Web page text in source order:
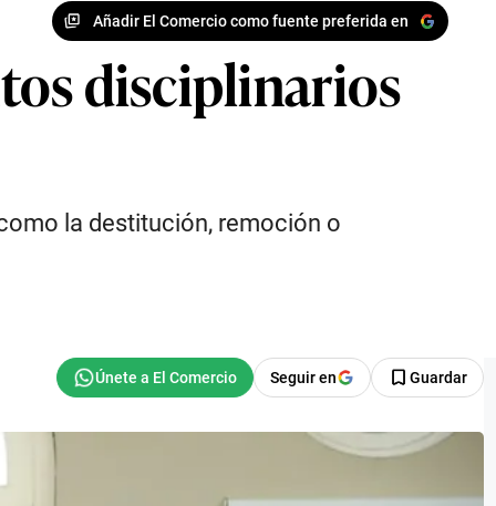
Añadir El Comercio como fuente preferida en
disciplinarios
la destitución, remoción o
Seguir en Guardar